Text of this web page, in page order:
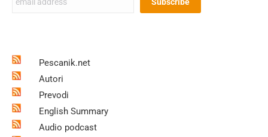
Pescanik.net
Autori
Prevodi
English Summary
Audio podcast